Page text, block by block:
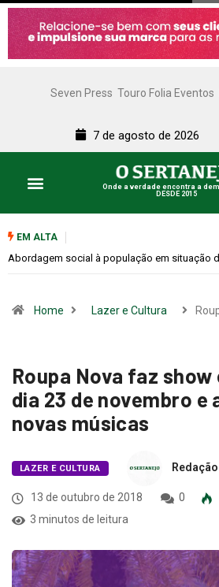
Seven Press Touro Folia Eventos
7 de agosto de 2026
Onde a verdade encontra a
DESDE 2015
EM ALTA
Cemitérios terão horário especial e missas
Home Lazer e Cultura
Roupa Nova faz
dia 23 de novembro e
novas músicas
LAZER E CULTURA Redação
13 de outubro de 2018 0
3 minutos de leitura